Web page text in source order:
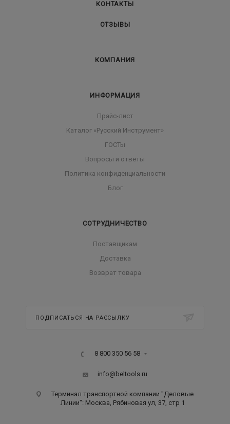
КОНТАКТЫ
ОТЗЫВЫ
КОМПАНИЯ
ИНФОРМАЦИЯ
Прайс-лист
Каталог «Русский Инструмент»
ГОСТы
Вопросы и ответы
Политика конфиденциальности
Блог
СОТРУДНИЧЕСТВО
Поставщикам
Доставка
Возврат товара
ПОДПИСАТЬСЯ НА РАССЫЛКУ
8 800 350 56 58
info@beltools.ru
Терминал транспортной компании "Деловые
Линии": Москва, Рябиновая ул, 37, стр 1